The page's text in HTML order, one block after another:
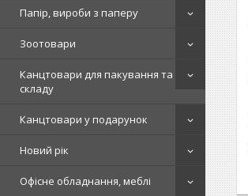
Папір, вироби з паперу
Зоотовари
Канцтовари для пакування та
складу
Канцтовари у подарунок
Новий рік
Офісне обладнання, меблі